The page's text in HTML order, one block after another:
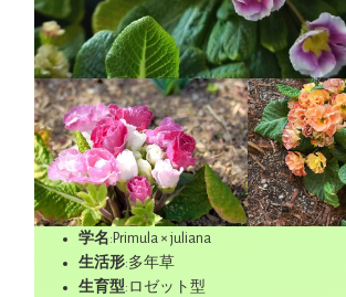
学名:Primula × juliana
生活形:多年草
生育型:ロゼット型